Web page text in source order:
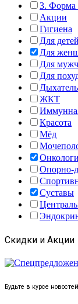
3. Форма
Акции
Гигиена
Для детей
Для
Для
Для
ЖКТ
Красота
Мёд
Опорно-
Суставы
Скидки и Акции
Будьте в курсе